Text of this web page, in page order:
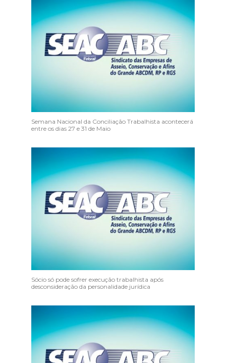
Semana Nacional da Conciliação Trabalhista acontecerá
entre os dias 27 e 31 de Maio
Sócio só pode sofrer execução trabalhista após
desconsideração da personalidade jurídica